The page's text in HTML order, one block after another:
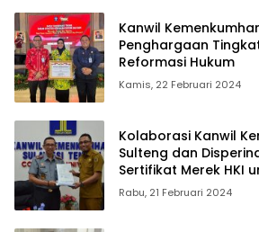
Kanwil
Penghargaan
Reformasi Hukum
Kamis, 22 Februari 2024
Kolaborasi Kanwil
Sulteng dan
Sertifikat Merek HKI
Lokal
Rabu, 21 Februari 2024